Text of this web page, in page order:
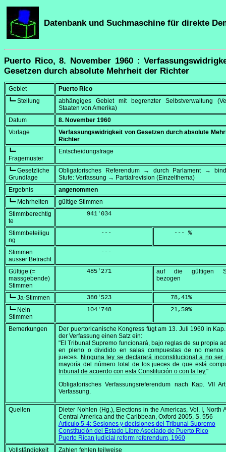
Datenbank und Suchmaschine für direkte
Puerto Rico, 8. November 1960 :
Gesetzen durch absolute Mehrheit der Richter
Gebiet
Puerto Rico
┗━ Stellung
abhängiges Gebiet mit begrenzter Selbstverwaltung
Staaten von Amerika)
Datum
8. November 1960
Vorlage
Verfassungswidrigkeit von Gesetzen durch absolute
Richter
┗━
Fragemuster
Entscheidungsfrage
┗━ Gesetzliche
Grundlage
Obligatorisches Referendum → durch Parlament →
Stufe: Verfassung → Partialrevision (Einzelthema)
Ergebnis
angenommen
┗━ Mehrheiten
gültige Stimmen
Stimmberechtig
te
        941'034
Stimmbeteiligu
ng
            ---
     --- %
Stimmen
ausser Betracht
            ---
Gültige (=
massgebende)
Stimmen
        485'271
auf die gültigen
bezogen
┗━ Ja-Stimmen
        380'523
    78,41
%
┗━ Nein-
Stimmen
        104'748
    21,59
%
Bemerkungen Der puertoricanische Kongress fügt am 13. Juli 1960 in
der Verfassung einen Satz ein:
"El Tribunal Supremo funcionará, bajo reglas de su propia
en pleno o dividido en salas compuestas de no menos
jueces. Ninguna ley se declarará inconstitucional a no ser
mayoría del número total de los jueces de que está
tribunal de acuerdo con esta Constitución o con la ley."
Obligatorisches Verfassungsreferendum nach Kap. VII
Verfassung.
Quellen Dieter Nohlen (Hg.), Elections in the Americas, Vol. I, North
Central America and the Caribbean, Oxford 2005, S. 556
Artículo 5-4: Sesiones y decisiones del Tribunal Supremo
Constitución del Estado Libre Asociado de Puerto Rico
Puerto Rican judicial reform referendum, 1960
Vollständigkeit
Zahlen fehlen teilweise